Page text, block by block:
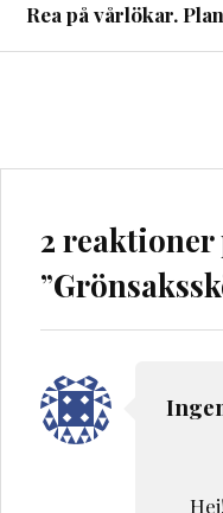
Rea på vårlökar.
2 reaktioner
”
Hej!